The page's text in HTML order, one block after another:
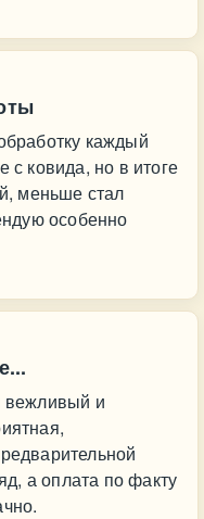
каждый
ковида, но в итоге
меньше стал
особенно
вежливый и
а оплата по факту